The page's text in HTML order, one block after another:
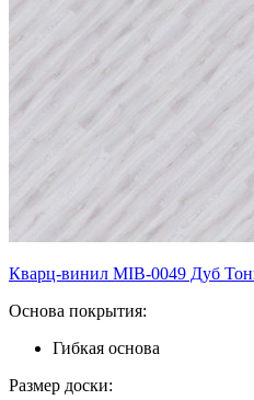
Кварц-винил MIB-0049 Дуб
Основа покрытия:
Гибкая основа
Размер доски: